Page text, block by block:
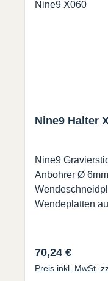
Nine9 Halter
Nine9
Anbohrer Ø
Wendeplatten
Regulärer Preis:
70,24 €
Preis inkl. MwSt.